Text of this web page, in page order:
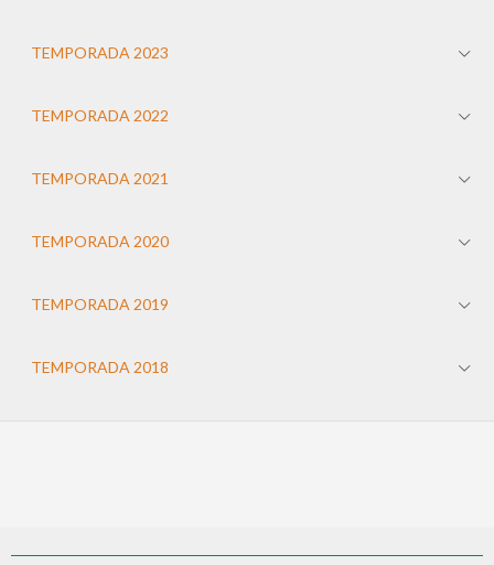
TEMPORADA 2023
TEMPORADA 2022
TEMPORADA 2021
TEMPORADA 2020
TEMPORADA 2019
TEMPORADA 2018